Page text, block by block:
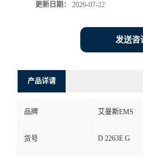
系
更新日期： 2026-07-22
发送咨
产品详请
品牌 艾曼斯EMS
货号 D 2263E G